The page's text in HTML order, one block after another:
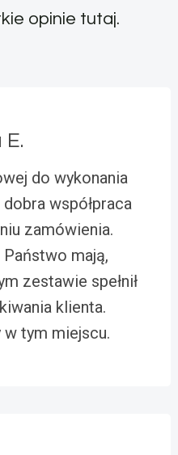
opinie tutaj.
E.
do wykonania
współpraca
zamówienia.
mają,
zestawie spełnił
klienta.
tym miejscu.